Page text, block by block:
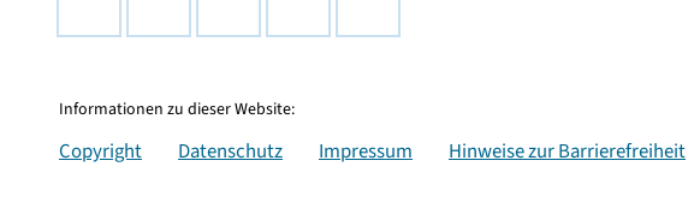
Informationen zu dieser Website:
Copyright Datenschutz Impressum Hinweise zur Barrierefreiheit